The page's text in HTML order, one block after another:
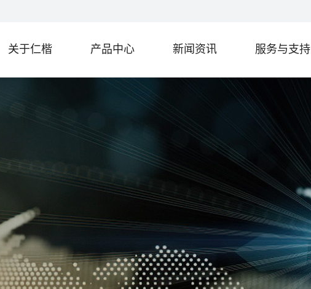
关于仁楷 产品中心 新闻资讯 服务与支持